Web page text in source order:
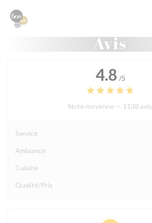
Avis
4.8 /5
Note moyenne — 1138 avis
Service
Ambiance
Cuisine
Qualité/Prix